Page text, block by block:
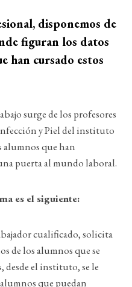
disponemos de
figuran los datos
han cursado estos
surge de los profesores
y Piel del instituto
alumnos que han
puerta al mundo laboral.
es el siguiente:
cualificado, solicita
de los alumnos que se
desde el instituto, se le
que puedan